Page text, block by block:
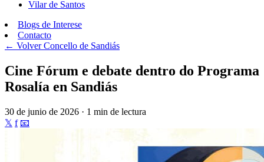
Vilar de Santos
Blogs de Interese
Contacto
← VolverConcello de Sandiás
Cine Fórum e debate dentro do Programa
Rosalía en Sandiás
30 de junio de 2026 · 1 min de lectura
𝕏 f 📧